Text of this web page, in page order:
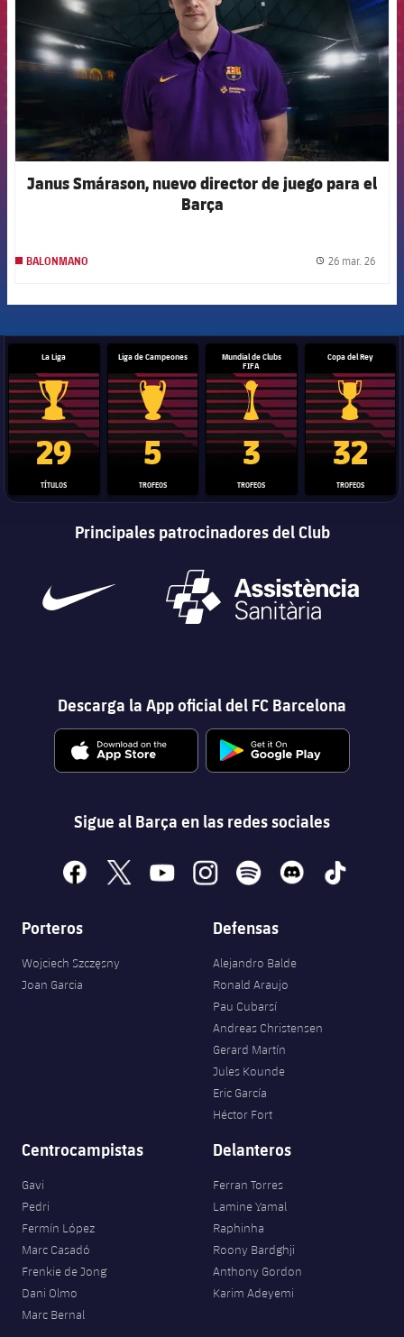
Janus Smárason, nuevo director de juego para el
Barça
BALONMANO 26 mar. 26
La Liga
Trofeo de La Liga
29
TÍTULOS
Liga de Campeones
Trofeo de la Liga de Campeones
5
TROFEOS
Mundial de Clubs
FIFA
Trofeo del Mundial de
3
TROFEOS
Copa del Rey
Copa del
32
TROFEOS
Principales patrocinadores del Club
Descarga la App oficial del FC Barcelona
Sigue al Barça en las redes sociales
facebook
x youtubeinstagramspotify discord tiktok
Porteros
Wojciech Szczęsny
Joan Garcia
Defensas
Alejandro Balde
Ronald Araujo
Pau Cubarsí
Andreas Christensen
Gerard Martín
Jules Kounde
Eric García
Héctor Fort
Centrocampistas
Gavi
Pedri
Fermín López
Marc Casadó
Frenkie de Jong
Dani Olmo
Marc Bernal
Delanteros
Ferran Torres
Lamine Yamal
Raphinha
Roony Bardghji
Anthony Gordon
Karim Adeyemi